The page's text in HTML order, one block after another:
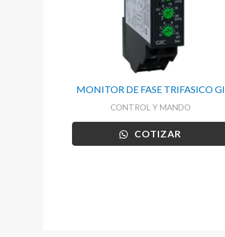
MONITOR DE FASE TRIFASICO GI
CONTROL Y MANDO
COTIZAR